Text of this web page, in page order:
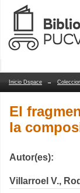
El
un
Repositorio
Inicio Dspace →
El
la
Autor(es):
Villarroel V.,